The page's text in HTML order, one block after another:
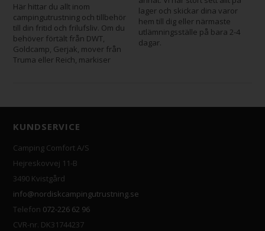
Här hittar du allt inom
campingutrustning och tillbehör
till din fritid och frilufsliv. Om du
behöver förtält från DWT,
Goldcamp, Gerjak, mover från
Truma eller Reich, markiser
lager och skickar dina varor
hem till dig eller närmaste
utlämningsställe på bara 2-4
dagar.
KUNDSERVICE
Camping Comfort A/S
Hejreskovvej 11-B
3490 Kvistgård
info@nordiskcampingutrustning.se
Telefon 072-226 62 96
CVR-nr. DK31744237